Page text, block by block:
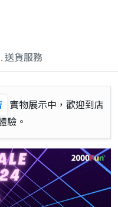
與退款政策
送貨服務
實物展示中，歡迎到店
驗。